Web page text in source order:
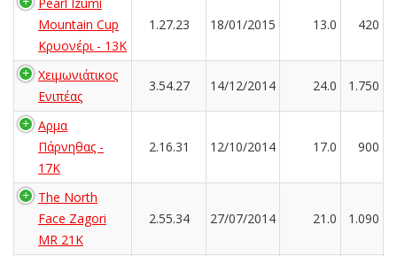
Mountain Cup
Κρυονέρι - 13K
1.27.23 18/01/2015 13.0 420
Χειμωνιάτικος
Ενιπέας
3.54.27 14/12/2014 24.0 1.750
Αρμα
Πάρνηθας -
17K
2.16.31 12/10/2014 17.0 900
The North
Face Zagori
MR 21K
2.55.34 27/07/2014 21.0 1.090